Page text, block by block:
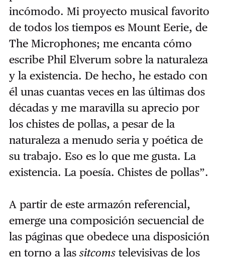
incómodo. Mi proyecto musical favorito
de todos los tiempos es Mount Eerie, de
The Microphones; me encanta cómo
escribe Phil Elverum sobre la naturaleza
y la existencia. De hecho, he estado con
él unas cuantas veces en las últimas dos
décadas y me maravilla su aprecio por
los chistes de pollas, a pesar de la
naturaleza a menudo seria y poética de
su trabajo. Eso es lo que me gusta. La
existencia. La poesía. Chistes de pollas”.
A partir de este armazón referencial,
emerge una composición secuencial de
las páginas que obedece una disposición
en torno a las sitcomstelevisivas de los